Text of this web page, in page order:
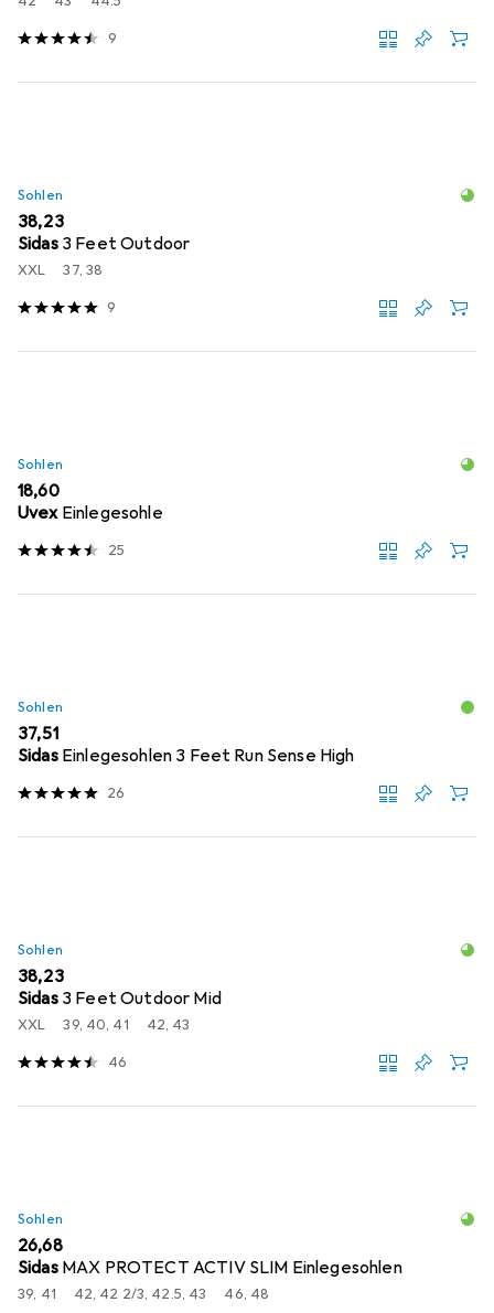
9
Sohlen
EUR
38,23
Sidas 3 Feet Outdoor
XXL 37, 38
9
Sohlen
EUR
18,60
Uvex Einlegesohle
25
Sohlen
EUR
37,51
Sidas Einlegesohlen 3 Feet Run Sense High
26
Sohlen
EUR
38,23
Sidas 3 Feet Outdoor Mid
XXL 39, 40, 41 42, 43
46
Sohlen
EUR
26,68
Sidas MAX PROTECT ACTIV SLIM Einlegesohlen
39, 41 42, 42 2/3, 42.5, 43 46, 48